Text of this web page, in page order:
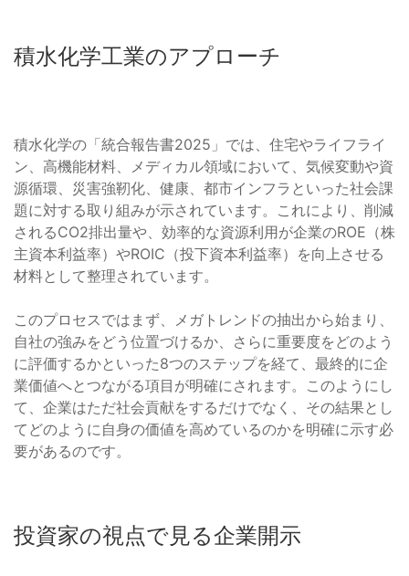
積水化学工業のアプローチ
積水化学の「統合報告書2025」では、住宅やライフライ
ン、高機能材料、メディカル領域において、気候変動や資
源循環、災害強靭化、健康、都市インフラといった社会課
題に対する取り組みが示されています。これにより、削減
されるCO2排出量や、効率的な資源利用が企業のROE（株
主資本利益率）やROIC（投下資本利益率）を向上させる
材料として整理されています。
このプロセスではまず、メガトレンドの抽出から始まり、
自社の強みをどう位置づけるか、さらに重要度をどのよう
に評価するかといった8つのステップを経て、最終的に企
業価値へとつながる項目が明確にされます。このようにし
て、企業はただ社会貢献をするだけでなく、その結果とし
てどのように自身の価値を高めているのかを明確に示す必
要があるのです。
投資家の視点で見る企業開示